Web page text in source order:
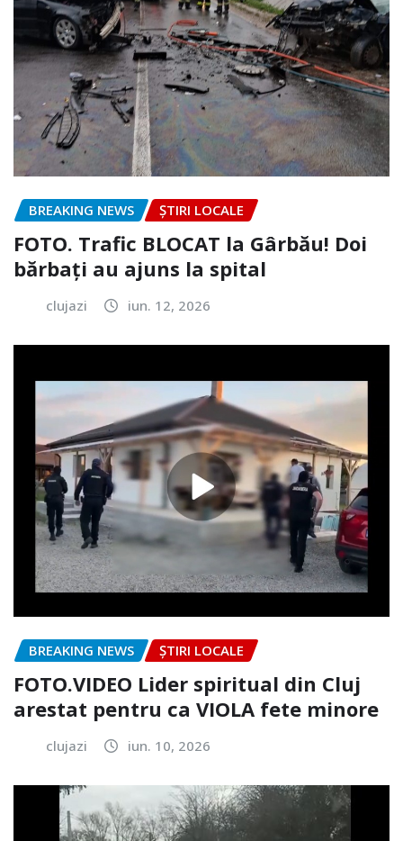
BREAKING NEWS ȘTIRI LOCALE
FOTO. Trafic BLOCAT la Gârbău! Doi
bărbați au ajuns la spital
clujazi iun. 12, 2026
BREAKING NEWS ȘTIRI LOCALE
FOTO.VIDEO Lider spiritual din Cluj
arestat pentru ca VIOLA fete minore
clujazi iun. 10, 2026